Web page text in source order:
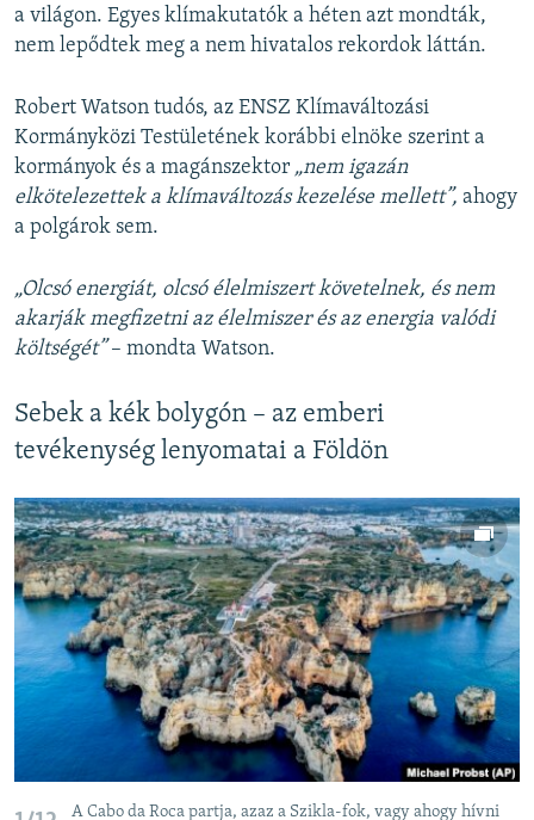
a világon. Egyes klímakutatók a héten azt mondták,
nem lepődtek meg a nem hivatalos rekordok láttán.
Robert Watson tudós, az ENSZ Klímaváltozási
Kormányközi Testületének korábbi elnöke szerint a
kormányok és a magánszektor „nem igazán
elkötelezettek a klímaváltozás kezelése mellett”, ahogy
a polgárok sem.
„Olcsó energiát, olcsó élelmiszert követelnek, és nem
akarják megfizetni az élelmiszer és az energia valódi
költségét” – mondta Watson.
Sebek a kék bolygón – az emberi
tevékenység lenyomatai a Földön
A Cabo da Roca partja, azaz a Szikla-fok, vagy ahogy hívni